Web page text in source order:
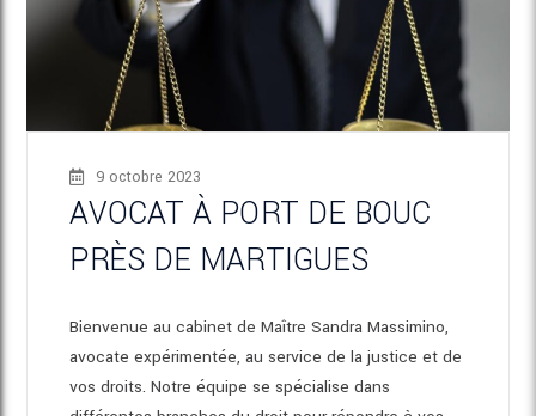
9 octobre 2023
AVOCAT À PORT DE BOUC
PRÈS DE MARTIGUES
Bienvenue au cabinet de Maître Sandra Massimino,
avocate expérimentée, au service de la justice et de
vos droits. Notre équipe se spécialise dans